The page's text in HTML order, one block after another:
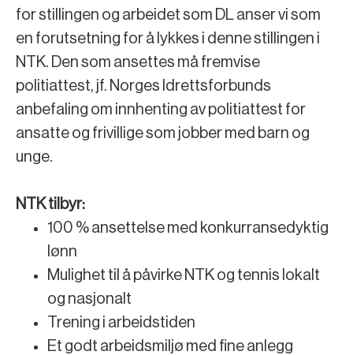
for stillingen og arbeidet som DL anser vi som
en forutsetning for å lykkes i denne stillingen i
NTK. Den som ansettes må fremvise
politiattest, jf. Norges Idrettsforbunds
anbefaling om innhenting av politiattest for
ansatte og frivillige som jobber med barn og
unge.
NTK tilbyr:
100 % ansettelse med konkurransedyktig
lønn
Mulighet til å påvirke NTK og tennis lokalt
og nasjonalt
Trening i arbeidstiden
Et godt arbeidsmiljø med fine anlegg